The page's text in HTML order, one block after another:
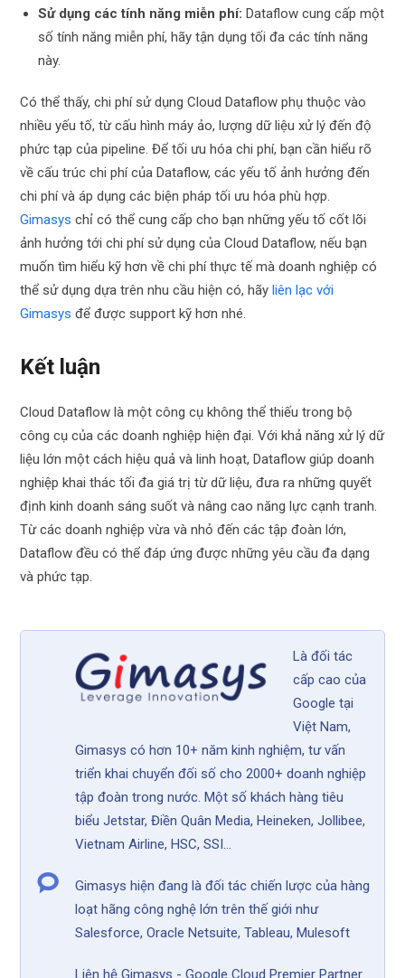
Sử dụng các tính năng miễn phí: Dataflow cung cấp một
số tính năng miễn phí, hãy tận dụng tối đa các tính năng
này.
Có thể thấy, chi phí sử dụng Cloud Dataflow phụ thuộc vào
nhiều yếu tố, từ cấu hình máy ảo, lượng dữ liệu xử lý đến độ
phức tạp của pipeline. Để tối ưu hóa chi phí, bạn cần hiểu rõ
về cấu trúc chi phí của Dataflow, các yếu tố ảnh hưởng đến
chi phí và áp dụng các biện pháp tối ưu hóa phù hợp.
Gimasys chỉ có thể cung cấp cho bạn những yếu tố cốt lõi
ảnh hưởng tới chi phí sử dụng của Cloud Dataflow, nếu bạn
muốn tìm hiểu kỹ hơn về chi phí thực tế mà doanh nghiệp có
thể sử dụng dựa trên nhu cầu hiện có, hãy liên lạc với
Gimasys để được support kỹ hơn nhé.
Kết luận
Cloud Dataflow là một công cụ không thể thiếu trong bộ
công cụ của các doanh nghiệp hiện đại. Với khả năng xử lý dữ
liệu lớn một cách hiệu quả và linh hoạt, Dataflow giúp doanh
nghiệp khai thác tối đa giá trị từ dữ liệu, đưa ra những quyết
định kinh doanh sáng suốt và nâng cao năng lực cạnh tranh.
Từ các doanh nghiệp vừa và nhỏ đến các tập đoàn lớn,
Dataflow đều có thể đáp ứng được những yêu cầu đa dạng
và phức tạp.
Là đối tác
cấp cao của
Google tại
Việt Nam,
Gimasys có hơn 10+ năm kinh nghiệm, tư vấn
triển khai chuyển đối số cho 2000+ doanh nghiệp
tập đoàn trong nước. Một số khách hàng tiêu
biểu Jetstar, Điền Quân Media, Heineken, Jollibee,
Vietnam Airline, HSC, SSI...
Gimasys hiện đang là đối tác chiến lược của hàng
loạt hãng công nghệ lớn trên thế giới như
Salesforce, Oracle Netsuite, Tableau, Mulesoft
Liên hệ Gimasys - Google Cloud Premier Partner